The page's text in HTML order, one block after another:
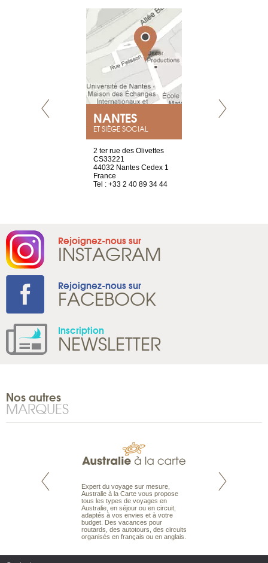
NANTES
ET SIÈGE SOCIAL
2 ter rue des Olivettes
CS33221
44032 Nantes Cedex 1
France
Tel : +33 2 40 89 34 44
Rejoignez-nous sur
INSTAGRAM
Rejoignez-nous sur
FACEBOOK
Inscription
NEWSLETTER
Nos autres
MARQUES
est le spécialiste
Expert du voyage sur mesure,
Australie à la Carte vous propose
tous les types de voyages en
Australie, en séjour ou en circuit,
adaptés à vos envies et à votre
budget. Des vacances pour
routards, des autotours, des circuits
organisés en français ou en anglais.
Parce qu'ils sont